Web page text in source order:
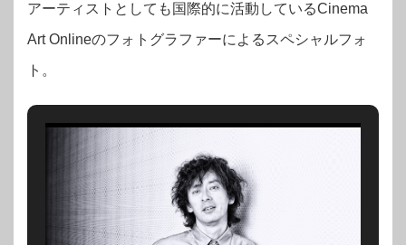
アーティストとしても国際的に活動しているCinema
Art Onlineのフォトグラファーによるスペシャルフォ
ト。